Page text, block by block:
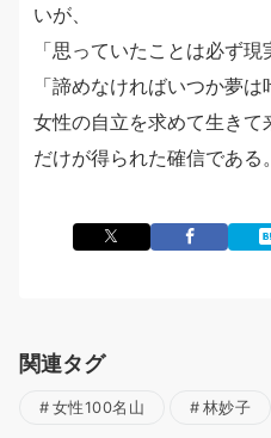
いが、
「思っていたことは必ず
「諦めなければいつか夢は
女性の自立を求めて生き
だけが得られた確信である
関連タグ
女性100名山 林妙子